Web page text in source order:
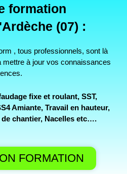
formation
(07) :
, tous professionnels, sont là
à jour vos connaissances
fixe et roulant, SST,
Amiante, Travail en hauteur,
chantier, Nacelles etc….
FORMATION